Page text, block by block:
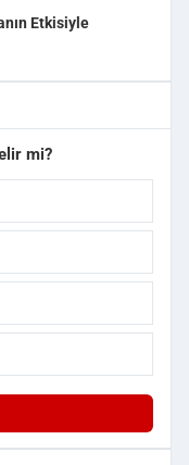
Etkisiyle
mi?